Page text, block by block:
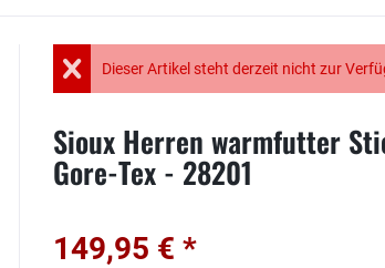
Dieser Artikel steht derzeit nicht zur
Sioux Herren warmfutter
Gore-Tex - 28201
149,95 € *